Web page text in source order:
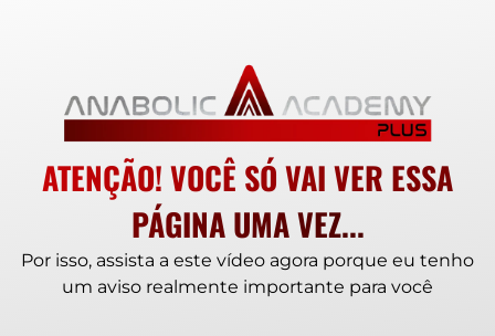
ATENÇÃO! VOCÊ SÓ VAI VER ESSA
PÁGINA UMA VEZ...
Por isso, assista a este vídeo agora porque eu tenho
um aviso realmente importante para você